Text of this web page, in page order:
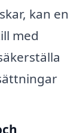
kan en
med